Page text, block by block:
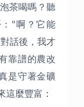
茶喝嗎？聽
"啊？它能
話後，我才
靠譜的農改
是守著金礦
這麼豐富：